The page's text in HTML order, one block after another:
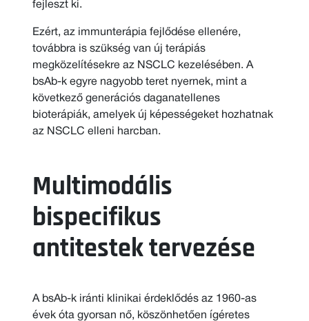
fejleszt ki.
Ezért, az immunterápia fejlődése ellenére,
továbbra is szükség van új terápiás
megközelítésekre az NSCLC kezelésében. A
bsAb-k egyre nagyobb teret nyernek, mint a
következő generációs daganatellenes
bioterápiák, amelyek új képességeket hozhatnak
az NSCLC elleni harcban.
Multimodális
bispecifikus
antitestek tervezése
A bsAb-k iránti klinikai érdeklődés az 1960-as
évek óta gyorsan nő, köszönhetően ígéretes